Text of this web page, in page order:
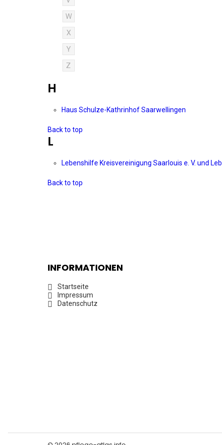
W
X
Y
Z
H
Haus Schulze-Kathrinhof Saarwellingen
Back to top
L
Lebenshilfe Kreisvereinigung Saarlouis e. V. und
Back to top
INFORMATIONEN
Startseite
Impressum
Datenschutz